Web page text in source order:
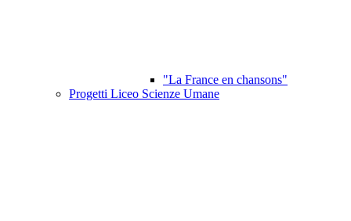
"La France en chansons"
Progetti Liceo Scienze Umane